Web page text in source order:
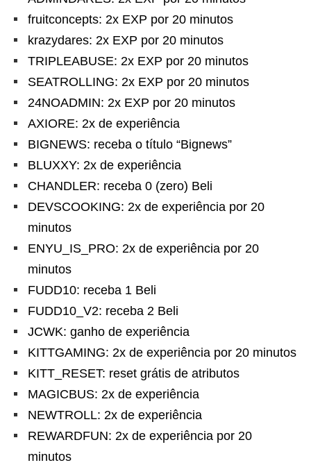
fruitconcepts: 2x EXP por 20 minutos
krazydares: 2x EXP por 20 minutos
TRIPLEABUSE: 2x EXP por 20 minutos
SEATROLLING: 2x EXP por 20 minutos
24NOADMIN: 2x EXP por 20 minutos
AXIORE: 2x de experiência
BIGNEWS: receba o título “Bignews”
BLUXXY: 2x de experiência
CHANDLER: receba 0 (zero) Beli
DEVSCOOKING: 2x de experiência por 20
minutos
ENYU_IS_PRO: 2x de experiência por 20
minutos
FUDD10: receba 1 Beli
FUDD10_V2: receba 2 Beli
JCWK: ganho de experiência
KITTGAMING: 2x de experiência por 20 minutos
KITT_RESET: reset grátis de atributos
MAGICBUS: 2x de experiência
NEWTROLL: 2x de experiência
REWARDFUN: 2x de experiência por 20
minutos